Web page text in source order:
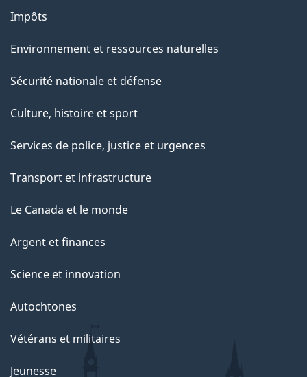
Impôts
Environnement et ressources naturelles
Sécurité nationale et défense
Culture, histoire et sport
Services de police, justice et urgences
Transport et infrastructure
Le Canada et le monde
Argent et finances
Science et innovation
Autochtones
Vétérans et militaires
Jeunesse